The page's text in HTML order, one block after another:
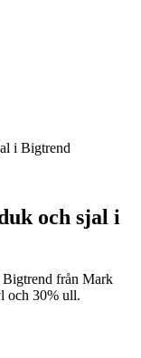
i Bigtrend
och sjal i
Bigtrend från Mark
och 30% ull.